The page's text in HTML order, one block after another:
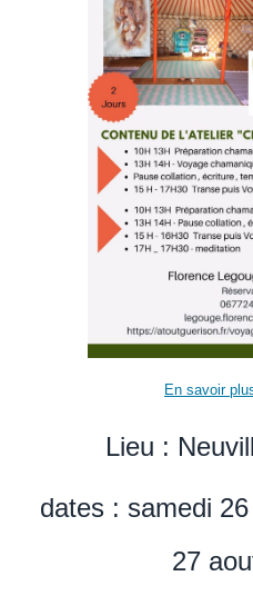
En savoir
Lieu :
dates : samedi
27